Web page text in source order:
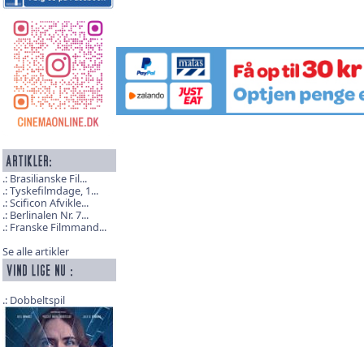
Brasilianske Fil...
Tyskefilmdage, 1...
Scificon Afvikle...
Berlinalen Nr. 7...
Franske Filmmand...
Se alle artikler
Dobbeltspil